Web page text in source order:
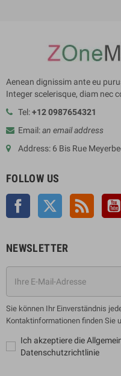
Aenean dignissim ante eu
Integer scelerisque, diam nec
Tel:+12 0987654321
Email:an email address
Address: 6 Bis Rue
FOLLOW US
Facebook Twitter Rss
NEWSLETTER
Sie können Ihr Einverständnis
Kontaktinformationen finden Sie
Ich akzeptiere die
Datenschutzrichtlinie